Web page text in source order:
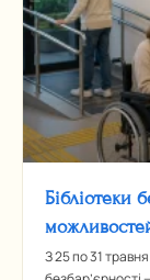
Бібліотеки
З 25 по 31